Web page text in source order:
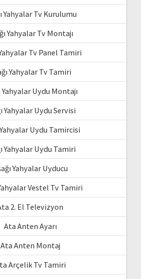
Yahyalar Tv Kurulumu
Yahyalar Tv Montajı
Tv Panel Tamiri
Yahyalar Tv Tamiri
Yahyalar Uydu Montajı
Yahyalar Uydu Servisi
Yahyalar Uydu Tamircisi
Yahyalar Uydu Tamiri
Yahyalar Uyducu
Vestel Tv Tamiri
2. El Televizyon
Ata Anten Ayarı
Ata Anten Montaj
Arçelik Tv Tamiri